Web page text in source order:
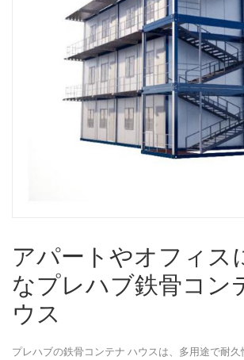
アパートやオフィス
なプレハブ鉄骨コン
ウス
プレハブの鉄骨コンテナ ハウスは、多用途で耐